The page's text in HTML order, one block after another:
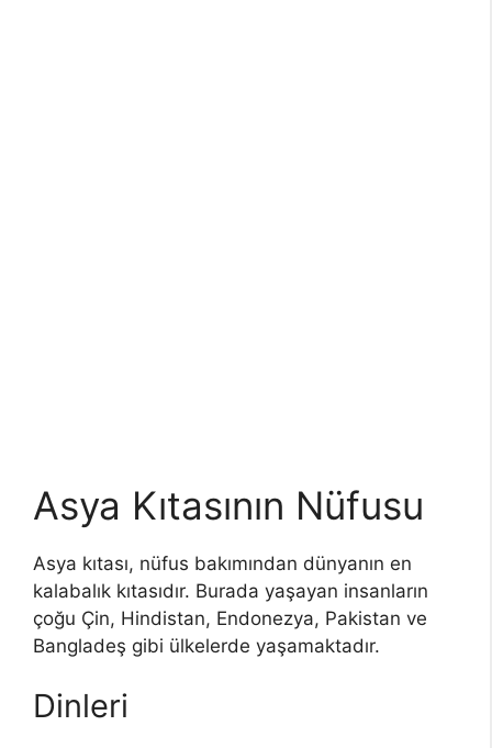
Asya Kıtasının Nüfusu
Asya kıtası, nüfus bakımından dünyanın en
kalabalık kıtasıdır. Burada yaşayan insanların
çoğu Çin, Hindistan, Endonezya, Pakistan ve
Bangladeş gibi ülkelerde yaşamaktadır.
Dinleri